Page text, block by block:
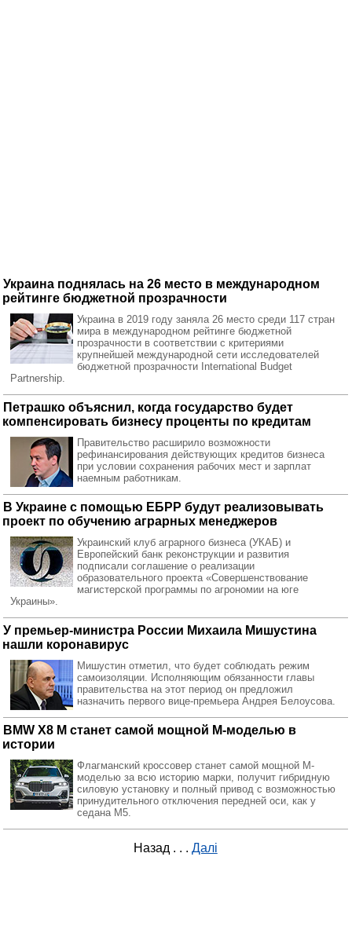
Украина поднялась на 26 место в международном
рейтинге бюджетной прозрачности
Украина в 2019 году заняла 26 место среди 117 стран
мира в международном рейтинге бюджетной
прозрачности в соответствии с критериями
крупнейшей международной сети исследователей
бюджетной прозрачности International Budget
Partnership.
Петрашко объяснил, когда государство будет
компенсировать бизнесу проценты по кредитам
Правительство расширило возможности
рефинансирования действующих кредитов бизнеса
при условии сохранения рабочих мест и зарплат
наемным работникам.
В Украине с помощью ЕБРР будут реализовывать
проект по обучению аграрных менеджеров
Украинский клуб аграрного бизнеса (УКАБ) и
Европейский банк реконструкции и развития
подписали соглашение о реализации
образовательного проекта «Совершенствование
магистерской программы по агрономии на юге
Украины».
У премьер-министра России Михаила Мишустина
нашли коронавирус
Мишустин отметил, что будет соблюдать режим
самоизоляции. Исполняющим обязанности главы
правительства на этот период он предложил
назначить первого вице-премьера Андрея Белоусова.
BMW X8 M станет самой мощной M-моделью в
истории
Флагманский кроссовер станет самой мощной M-
моделью за всю историю марки, получит гибридную
силовую установку и полный привод с возможностью
принудительного отключения передней оси, как у
седана M5.
Назад . . . Далі